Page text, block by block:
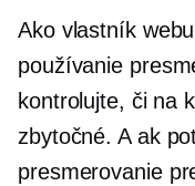
Ako vlastník
používanie
kontrolujte, či na
zbytočné. A ak
presmerovanie